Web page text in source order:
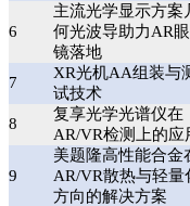
6
主流光学显示方案
何光波导助力AR眼
镜落地
7
XR光机AA组装与
试技术
8
复享光学光谱仪在
AR/VR检测上的应
9
美题隆高性能合金
AR/VR散热与轻量
方向的解决方案